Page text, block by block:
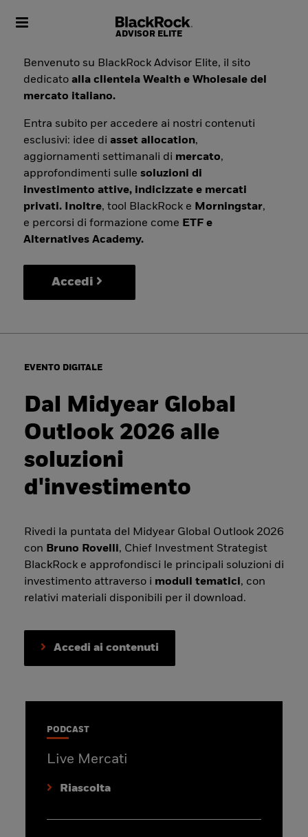
Toggle navigation
Benvenuto su BlackRock Advisor Elite, il sito
dedicatoalla clientela Wealth e Wholesale del
mercato italiano.
Entra subito per accedere ai nostri contenuti
esclusivi: idee diasset allocation,
aggiornamenti settimanali di mercato,
approfondimenti sullesoluzioni di
investimento attive, indicizzate e mercati
privati. Inoltre, tool BlackRock e Morningstar,
e percorsi di formazione come ETF e
Alternatives Academy.
Accedi
EVENTO DIGITALE
Dal Midyear Global
Outlook 2026 alle
soluzioni
d'investimento
Rivedi la puntata del Midyear Global Outlook 2026
con Bruno Rovelli, Chief Investment Strategist
BlackRock e approfondisci le principali soluzioni di
investimento attraverso i moduli tematici, con
relativi materiali disponibili per il download.
Accedi ai contenuti
PODCAST
Live Mercati
Riascolta